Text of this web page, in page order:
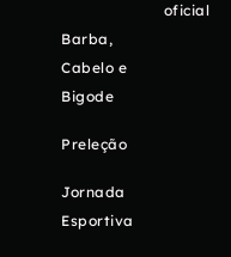
Barba,
Cabelo e
Bigode
Preleção
Jornada
Esportiva
oficial